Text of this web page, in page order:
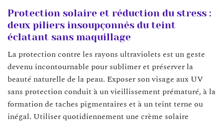
Protection solaire et réduction du stress :
deux piliers insoupçonnés du teint
éclatant sans maquillage
La protection contre les rayons ultraviolets est un geste
devenu incontournable pour sublimer et préserver la
beauté naturelle de la peau. Exposer son visage aux UV
sans protection conduit à un vieillissement prématuré, à la
formation de taches pigmentaires et à un teint terne ou
inégal. Utiliser quotidiennement une crème solaire